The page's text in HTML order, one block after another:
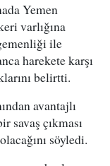
Yemen
varlığına
ile
harekete karşı
belirtti.
avantajlı
savaş çıkması
söyledi.